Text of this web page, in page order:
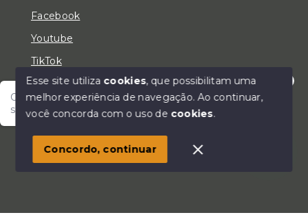
Olá! Fale com um de nossos corretores e encontre
seu lar!
Facebook
Youtube
TikTok
© Copyright 2026 - LC Negócios Imobiliários - Todos
SITE PARA IMOBILIARIA
Esse site utiliza cookies, que possibilitam uma
melhor experiência de navegação.Ao continuar,
você concorda com o uso de cookies.
Concordo, continuar